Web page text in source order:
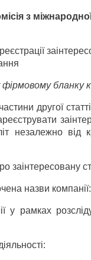
з
бланку
другої
незалежно від
заінтересовану
назви компанії:
у рамках